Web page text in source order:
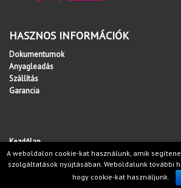
HASZNOS INFORMÁCIÓK
Dokumentumok
Anyagleadás
Szállítás
Garancia
Kezdőlap
Copyright © 2026 Minden jog fenntartva!
websiker-ugynokseg.hu
A weboldalon cookie-kat használunk, amik
szolgáltatások nyújtásában. Weboldalunk további
hogy cookie-kat használjunk.